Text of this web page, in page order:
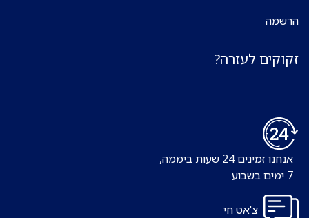
הרשמה
זקוקים לעזרה?
אנחנו זמינים 24 שעות ביממה,
צ'אט חי